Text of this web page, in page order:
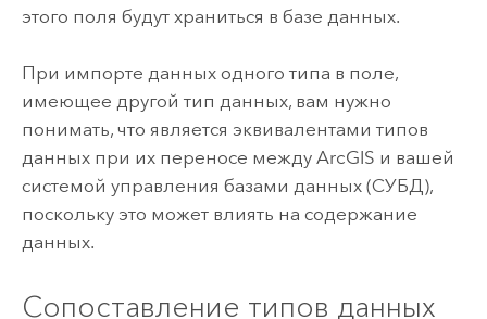
этого поля будут храниться в базе данных.
При импорте данных одного типа в поле,
имеющее другой тип данных, вам нужно
понимать, что является эквивалентами типов
данных при их переносе между ArcGIS и вашей
системой управления базами данных (СУБД),
поскольку это может влиять на содержание
данных.
Сопоставление типов данных